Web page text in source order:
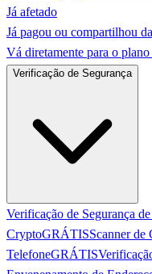
Já afetado
Já pagou ou compartilhou
Vá diretamente para o
Verificação de Segurança
Verificação de Segurança
CryptoGRÁTISScanner de
TelefoneGRÁTIS